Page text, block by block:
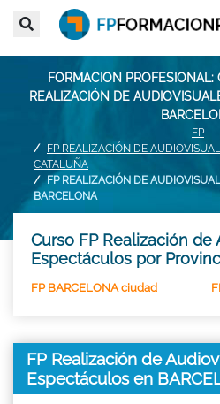
FORMACION
REALIZACIÓN DE
FP
FP REALIZACIÓN DE
CATALUÑA
FP REALIZACIÓN DE
BARCELONA
Curso FP Realización de
Espectáculos por
FP BARCELONA ciudad
FP Realización de
Espectáculos en